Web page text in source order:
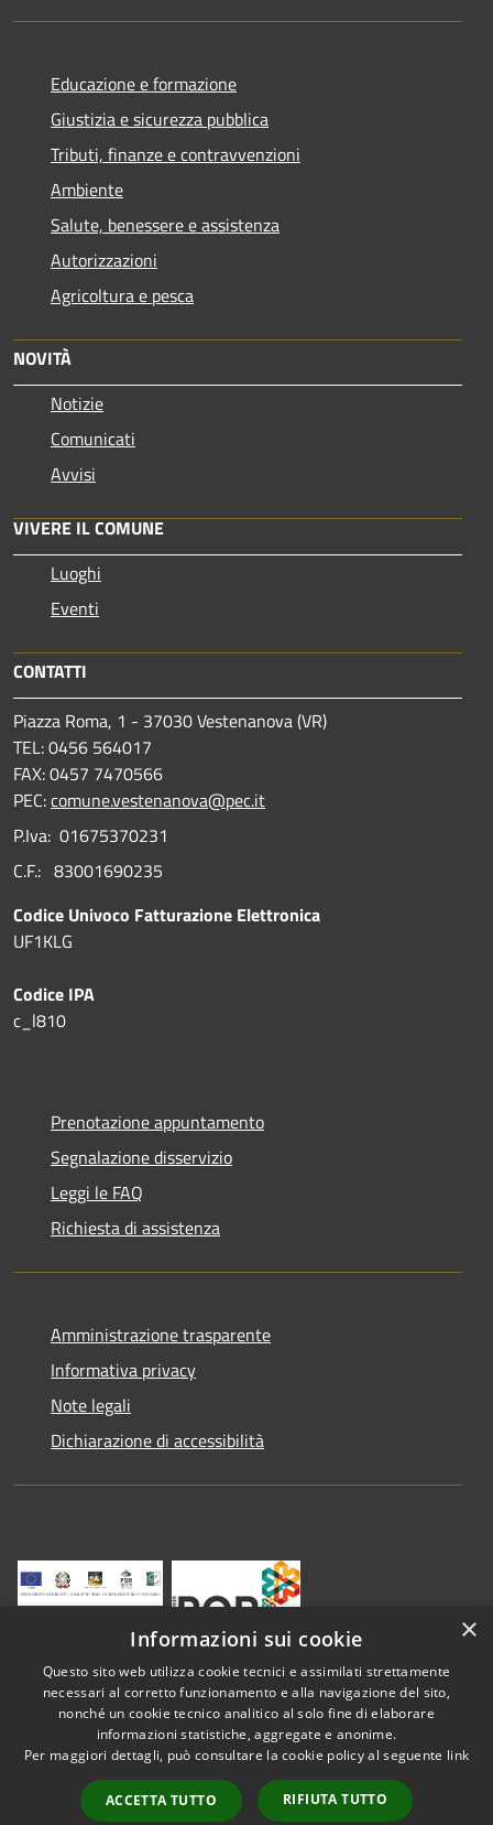
Educazione e formazione
Giustizia e sicurezza pubblica
Tributi, finanze e contravvenzioni
Ambiente
Salute, benessere e assistenza
Autorizzazioni
Agricoltura e pesca
NOVITÀ
Notizie
Comunicati
Avvisi
VIVERE IL COMUNE
Luoghi
Eventi
CONTATTI
Piazza Roma, 1 - 37030 Vestenanova (VR)
TEL: 0456 564017
FAX: 0457 7470566
PEC:comune.vestenanova@pec.it
P.Iva: 01675370231
C.F.: 83001690235
Codice Univoco Fatturazione Elettronica
UF1KLG
Codice IPA
c_l810
Prenotazione appuntamento
Segnalazione disservizio
Leggi le FAQ
Richiesta di assistenza
Amministrazione trasparente
Informativa privacy
Note legali
Dichiarazione di accessibilità
Accessibilità
Copyright © 2026 • Comune di
Vestenanova • Powered by
Municipium•
Accesso
×
Informazioni sui cookie
Questo sito web utilizza cookie tecnici e assimilati strettamente
necessari al corretto funzionamento e alla navigazione del sito,
nonché un cookie tecnico analitico al solo fine di elaborare
informazioni statistiche, aggregate e anonime.
Per maggiori dettagli, può consultare la cookie policy al seguente link
ACCETTA TUTTO RIFIUTA TUTTO